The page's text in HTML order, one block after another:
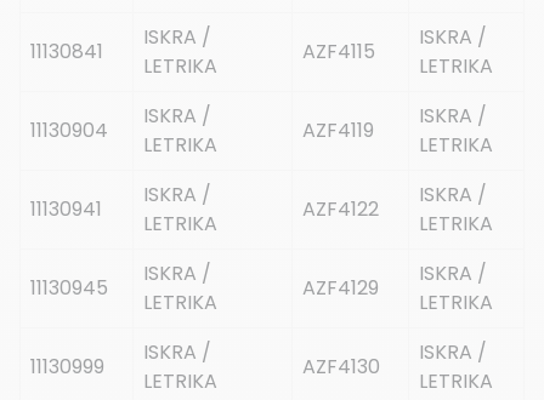
11130841
ISKRA /
LETRIKA
AZF4115
ISKRA /
LETRIKA
11130904
ISKRA /
LETRIKA
AZF4119
ISKRA /
LETRIKA
11130941
ISKRA /
LETRIKA
AZF4122
ISKRA /
LETRIKA
11130945
ISKRA /
LETRIKA
AZF4129
ISKRA /
LETRIKA
11130999
ISKRA /
LETRIKA
AZF4130
ISKRA /
LETRIKA